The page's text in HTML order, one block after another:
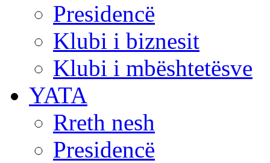
Presidencë
Klubi i biznesit
Klubi i mbështetësve
YATA
Rreth nesh
Presidencë